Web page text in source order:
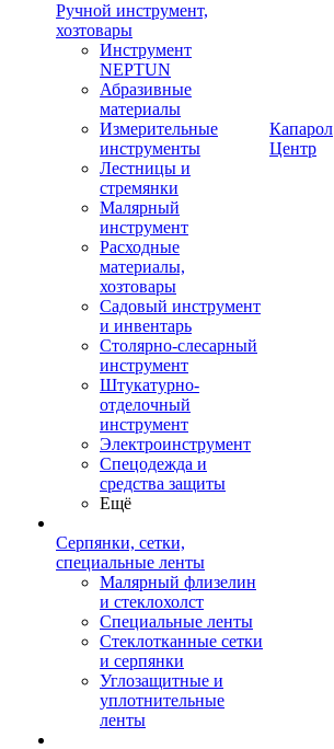
Ручной инструмент,
хозтовары
Инструмент
NEPTUN
Абразивные
материалы
Измерительные
инструменты
Лестницы и
стремянки
Малярный
инструмент
Расходные
материалы,
хозтовары
Садовый инструмент
и инвентарь
Столярно-слесарный
инструмент
Штукатурно-
отделочный
инструмент
Электроинструмент
Спецодежда и
средства защиты
Ещё
Серпянки, сетки,
специальные ленты
Малярный флизелин
и стеклохолст
Специальные ленты
Стеклотканные сетки
и серпянки
Углозащитные и
уплотнительные
ленты
Капарол
Центр